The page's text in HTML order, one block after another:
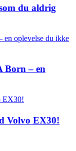
du aldrig
Born – en
Volvo EX30!